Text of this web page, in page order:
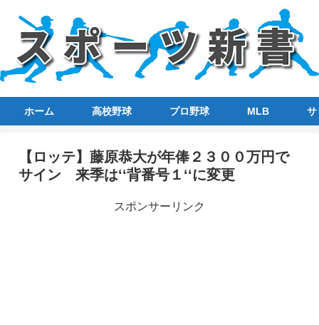
ホーム 高校野球 プロ野球 MLB サ
【ロッテ】藤原恭大が年俸２３００万円で
サイン 来季は‘‘背番号１‘‘に変更
スポンサーリンク